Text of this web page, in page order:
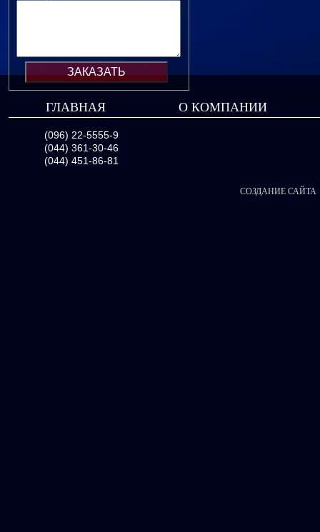
ГЛАВНАЯ О КОМПАНИИ
(096) 22-5555-9
(044) 361-30-46
(044) 451-86-81
СОЗДАНИЕ САЙТА